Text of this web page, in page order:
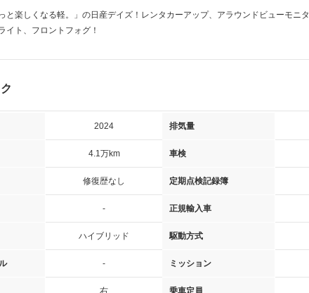
と楽しくなる軽。」の日産デイズ！レンタカーアップ、アラウンドビューモニ
イト、フロントフォグ！
2024 排気量
4.1万km 車検
修復歴なし 定期点検記録簿
- 正規輸入車
ハイブリッド 駆動方式
- ミッション
右 乗車定員